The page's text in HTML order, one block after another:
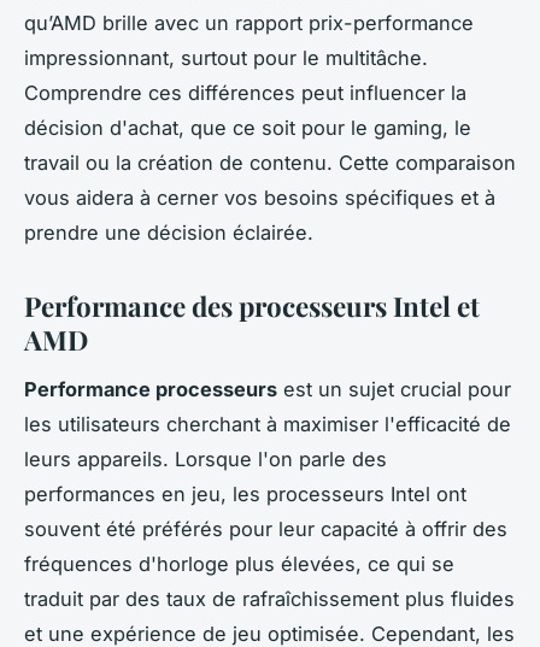
qu’AMD brille avec un rapport prix-performance
impressionnant, surtout pour le multitâche.
Comprendre ces différences peut influencer la
décision d'achat, que ce soit pour le gaming, le
travail ou la création de contenu. Cette comparaison
vous aidera à cerner vos besoins spécifiques et à
prendre une décision éclairée.
Performance des processeurs Intel et
AMD
Performance processeurs est un sujet crucial pour
les utilisateurs cherchant à maximiser l'efficacité de
leurs appareils. Lorsque l'on parle des
performances en jeu, les processeurs Intel ont
souvent été préférés pour leur capacité à offrir des
fréquences d'horloge plus élevées, ce qui se
traduit par des taux de rafraîchissement plus fluides
et une expérience de jeu optimisée. Cependant, les